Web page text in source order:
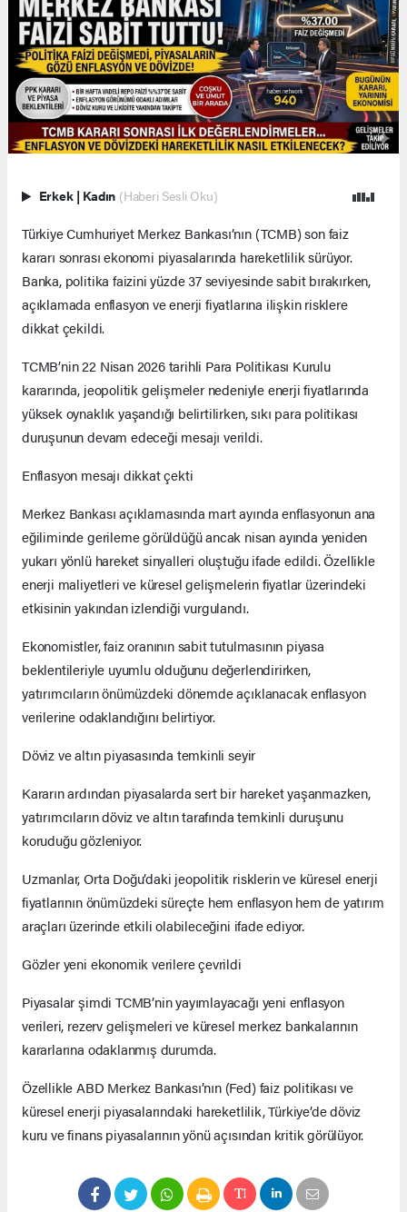
Erkek | Kadın (Haberi Sesli Oku)
Türkiye Cumhuriyet Merkez Bankası’nın (TCMB) son faiz
kararı sonrası ekonomi piyasalarında hareketlilik sürüyor.
Banka, politika faizini yüzde 37 seviyesinde sabit bırakırken,
açıklamada enflasyon ve enerji fiyatlarına ilişkin risklere
dikkat çekildi.
TCMB’nin 22 Nisan 2026 tarihli Para Politikası Kurulu
kararında, jeopolitik gelişmeler nedeniyle enerji fiyatlarında
yüksek oynaklık yaşandığı belirtilirken, sıkı para politikası
duruşunun devam edeceği mesajı verildi.
Enflasyon mesajı dikkat çekti
Merkez Bankası açıklamasında mart ayında enflasyonun ana
eğiliminde gerileme görüldüğü ancak nisan ayında yeniden
yukarı yönlü hareket sinyalleri oluştuğu ifade edildi. Özellikle
enerji maliyetleri ve küresel gelişmelerin fiyatlar üzerindeki
etkisinin yakından izlendiği vurgulandı.
Ekonomistler, faiz oranının sabit tutulmasının piyasa
beklentileriyle uyumlu olduğunu değerlendirirken,
yatırımcıların önümüzdeki dönemde açıklanacak enflasyon
verilerine odaklandığını belirtiyor.
Döviz ve altın piyasasında temkinli seyir
Kararın ardından piyasalarda sert bir hareket yaşanmazken,
yatırımcıların döviz ve altın tarafında temkinli duruşunu
koruduğu gözleniyor.
Uzmanlar, Orta Doğu’daki jeopolitik risklerin ve küresel enerji
fiyatlarının önümüzdeki süreçte hem enflasyon hem de yatırım
araçları üzerinde etkili olabileceğini ifade ediyor.
Gözler yeni ekonomik verilere çevrildi
Piyasalar şimdi TCMB’nin yayımlayacağı yeni enflasyon
verileri, rezerv gelişmeleri ve küresel merkez bankalarının
kararlarına odaklanmış durumda.
Özellikle ABD Merkez Bankası’nın (Fed) faiz politikası ve
küresel enerji piyasalarındaki hareketlilik, Türkiye’de döviz
kuru ve finans piyasalarının yönü açısından kritik görülüyor.